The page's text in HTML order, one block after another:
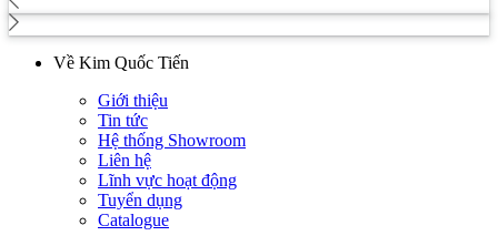
Về Kim Quốc Tiến
Giới thiệu
Tin tức
Hệ thống Showroom
Liên hệ
Lĩnh vực hoạt động
Tuyển dụng
Catalogue